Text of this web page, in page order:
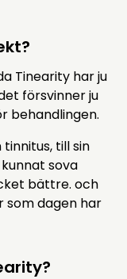
Tinearity har ju
försvinner ju
behandlingen.
till sin
sova
bättre. och
som dagen har